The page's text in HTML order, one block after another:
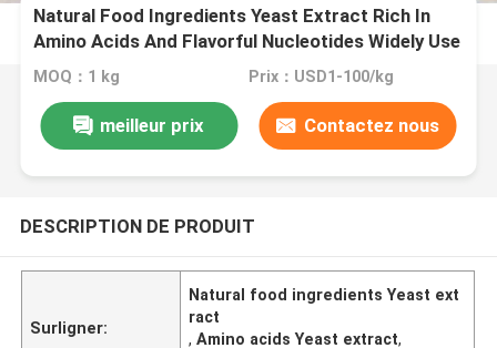
Natural Food Ingredients Yeast Extract Rich In
Amino Acids And Flavorful Nucleotides Widely Use
In The Food Industry
MOQ：1 kg Prix：USD1-100/kg
meilleur prix Contactez nous
DESCRIPTION DE PRODUIT
Surligner:
Natural food ingredients Yeast ext
ract
,Amino acids Yeast extract,